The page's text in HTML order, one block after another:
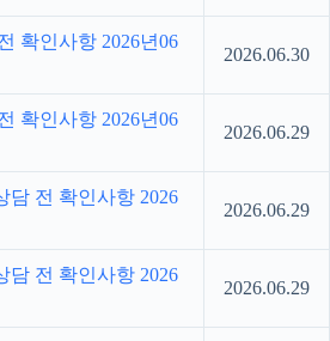
확인사항 2026년06
2026.06.30
확인사항 2026년06
2026.06.29
담 전 확인사항 2026
2026.06.29
담 전 확인사항 2026
2026.06.29